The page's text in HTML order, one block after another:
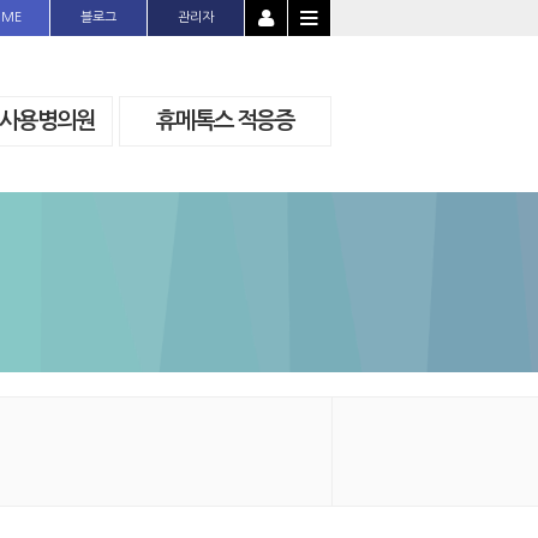
블로그 관리자
용병의원 휴메톡스 적응증